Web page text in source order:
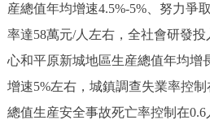
産總值年均增速4.5%-5%、努力爭
率達58萬元/人左右，全社會研發
心和平原新城地區生産總值年均增
增速5%左右，城鎮調查失業率控
總值生産安全事故死亡率控制在